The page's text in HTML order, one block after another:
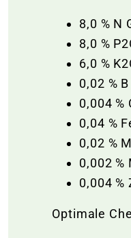
8,0 %
8,0 %
6,0 %
0,02 %
0,004 %
0,04 %
0,02 %
0,002
0,004 %
Optimale